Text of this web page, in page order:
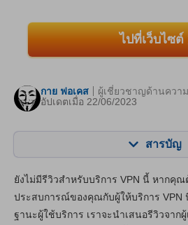
ไปที่เว็บไซต์
กาย ฟอเคส
อัปเดตเมื่อ 22/06/2023
ผู้เชี่ยวชาญด้านควา
สารบัญ
คุณสมบัติหลัก 8.0
แอปและการติดตั้ง 8.2
ยังไม่มีรีวิวสำหรับบริการ VPN นี้ หากคุณ
ประสบการณ์ของคุณกับผู้ให้บริการ VPN
ฐานะผู้ใช้บริการ เราจะนำเสนอรีวิวจาก